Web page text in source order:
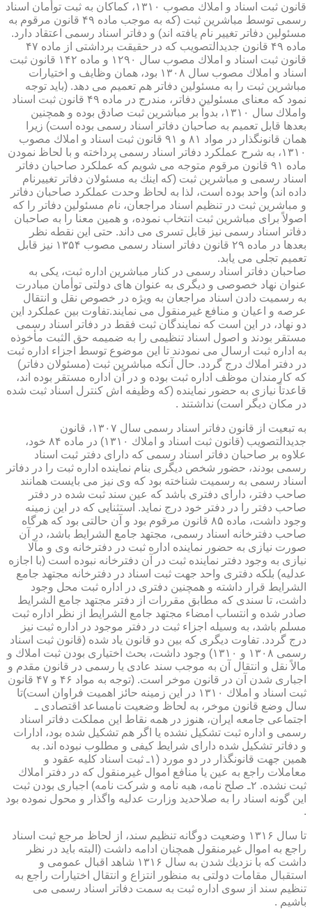
قانون ثبت اسناد و املاك مصوب ۱۳۱۰، كماكان به ثبت توأمان اسناد
رسمی توسط مباشرین ثبت (كه به موجب ماده ۴۹ قانون مرقوم به
مسئولین دفاتر تغییر نام یافته اند) و دفاتر اسناد رسمی اعتقاد دارد.
ماده ۴۹ قانون جدیدالتصویب كه در حقیقت برداشتی از ماده ۴۷
قانون ثبت اسناد و املاك مصوب سال ۱۲۹۰ و ماده ۱۴۲ قانون ثبت
اسناد و املاك مصوب سال ۱۳۰۸ بود، همان وظایف و اختیارات
مباشرین ثبت را به مسئولین دفاتر هم تعمیم می دهد. (باید توجه
نمود كه معنای مسئولین دفاتر، مندرج در ماده ۴۹ قانون ثبت اسناد
واملاك سال ۱۳۱۰، بدواً بر مباشرین ثبت صادق بوده و همچنین
بعدها قابل تعمیم به صاحبان دفاتر اسناد رسمی بوده است) زیرا
همان قانونگذار در مواد ۸۱ و ۹۱ قانون ثبت اسناد و املاك مصوب
۱۳۱۰، به شرح عملكرد دفاتر اسناد رسمی پرداخته و با لحاظ نمودن
ماده ۹۱ قانون مرقوم متوجه می شویم كه عملكرد صاحبان دفاتر
اسناد رسمی و مباشرین ثبت (كه اینك به مسئولان دفاتر تغییرنام
داده اند) واحد بوده است، لذا به لحاظ وحدت عملكرد صاحبان دفاتر
و مباشرین ثبت در تنظیم اسناد مراجعان، نام مسئولین دفاتر را كه
اصولاً برای مباشرین ثبت انتخاب نموده، و همین معنا را به صاحبان
دفاتر اسناد رسمی نیز قابل تسری می داند. حتی این نقطه نظر
بعدها در ماده ۲۹ قانون دفاتر اسناد رسمی مصوب ۱۳۵۴ نیز قابل
تعمیم تجلی می یابد.
صاحبان دفاتر اسناد رسمی در كنار مباشرین اداره ثبت، یكی به
عنوان نهاد خصوصی و دیگری به عنوان های دولتی توأمان مبادرت
به رسمیت دادن اسناد مراجعان به ویژه در خصوص نقل و انتقال
عرصه و اعیان و منافع غیرمنقول می نمایند.تفاوت بین عملكرد این
دو نهاد، در این است كه نمایندگان ثبت فقط در دفاتر اسناد رسمی
مستقر بودند و اصول اسناد تنظیمی را به ضمیمه حق الثبت مأخوذه
به اداره ثبت ارسال می نمودند تا این موضوع توسط اجزاء اداره ثبت
در دفتر املاك درج گردد. حال آنكه مباشرین ثبت (مسئولان دفاتر)
كه كارمندان موظف اداره ثبت بوده و در آن اداره مستقر بوده اند،
قاعدتاً نیازی به حضور نماینده (كه وظیفه اش كنترل اسناد ثبت شده
در مكان دیگر است) نداشتند .
به تبعیت از قانون دفاتر اسناد رسمی سال ۱۳۰۷، قانون
جدیدالتصویب (قانون ثبت اسناد و املاك ۱۳۱۰) در ماده ۸۴ خود،
علاوه بر صاحبان دفاتر اسناد رسمی كه دارای دفتر ثبت اسناد
رسمی بودند، حضور شخص دیگری بنام نماینده اداره ثبت را در دفاتر
اسناد رسمی به رسمیت شناخته بود كه وی نیز می بایست همانند
صاحب دفتر، دارای دفتری باشد كه عین سند ثبت شده در دفتر
صاحب دفتر را در دفتر خود درج نماید. استثنایی كه در این زمینه
وجود داشت، ماده ۸۵ قانون مرقوم بود و آن حالتی بود كه هرگاه
صاحب دفترخانه اسناد رسمی، مجتهد جامع الشرایط باشد، در آن
صورت نیازی به حضور نماینده اداره ثبت در دفترخانه وی و مآلا
نیازی به وجود دفتر نماینده ثبت در آن دفترخانه نبوده است (با اجازه
عدلیه) بلكه دفتری واحد جهت ثبت اسناد در دفترخانه مجتهد جامع
الشرایط قرار داشته و همچنین دفتری در اداره ثبت محل وجود
داشت، تا سندی كه مطابق مقررات از دفتر مجتهد جامع الشرایط
صادر شده و انتساب امضاء مجتهد جامع الشرایط از نظر اداره ثبت
مسلم باشد، به وسیله اجزاء ثبت در دفتر موجود در اداره ثبت نیز
درج گردد. تفاوت دیگری كه بین دو قانون یاد شده (قانون ثبت اسناد
رسمی ۱۳۰۸ و ۱۳۱۰) وجود داشت، بحث اختیاری بودن ثبت املاك و
مالاً نقل و انتقال آن به موجب سند عادی یا رسمی در قانون مقدم و
اجباری شدن آن در قانون موخر است. (توجه به مواد ۴۶ و ۴۷ قانون
ثبت اسناد و املاك ۱۳۱۰ در این زمینه حائز اهمیت فراوان است)تا
سال وضع قانون موخر، به لحاظ وضعیت نامساعد اقتصادی ـ
اجتماعی جامعه ایران، هنوز در همه نقاط این مملكت دفاتر اسناد
رسمی و اداره ثبت تشكیل نشده یا اگر هم تشكیل شده بود، ادارات
و دفاتر تشكیل شده دارای شرایط كیفی و مطلوب نبوده اند. به
همین جهت قانونگذار در دو مورد (۱ـ ثبت اسناد كلیه عقود و
معاملات راجع به عین یا منافع اموال غیرمنقول كه در دفتر املاك
ثبت نشده. ۲ـ صلح نامه، هبه نامه و شركت نامه) اجباری بودن ثبت
این گونه اسناد را به صلاحدید وزارت عدلیه واگذار و محول نموده بود
.
تا سال ۱۳۱۶ وضعیت دوگانه تنظیم سند، از لحاظ مرجع ثبت اسناد
راجع به اموال غیرمنقول همچنان ادامه داشت (البته باید در نظر
داشت كه با نزدیك شدن به سال ۱۳۱۶ شاهد اقبال عمومی و
استقبال مقامات دولتی به منظور انتزاع و انتقال اختیارات راجع به
تنظیم سند از سوی اداره ثبت به سمت دفاتر اسناد رسمی می
باشیم .